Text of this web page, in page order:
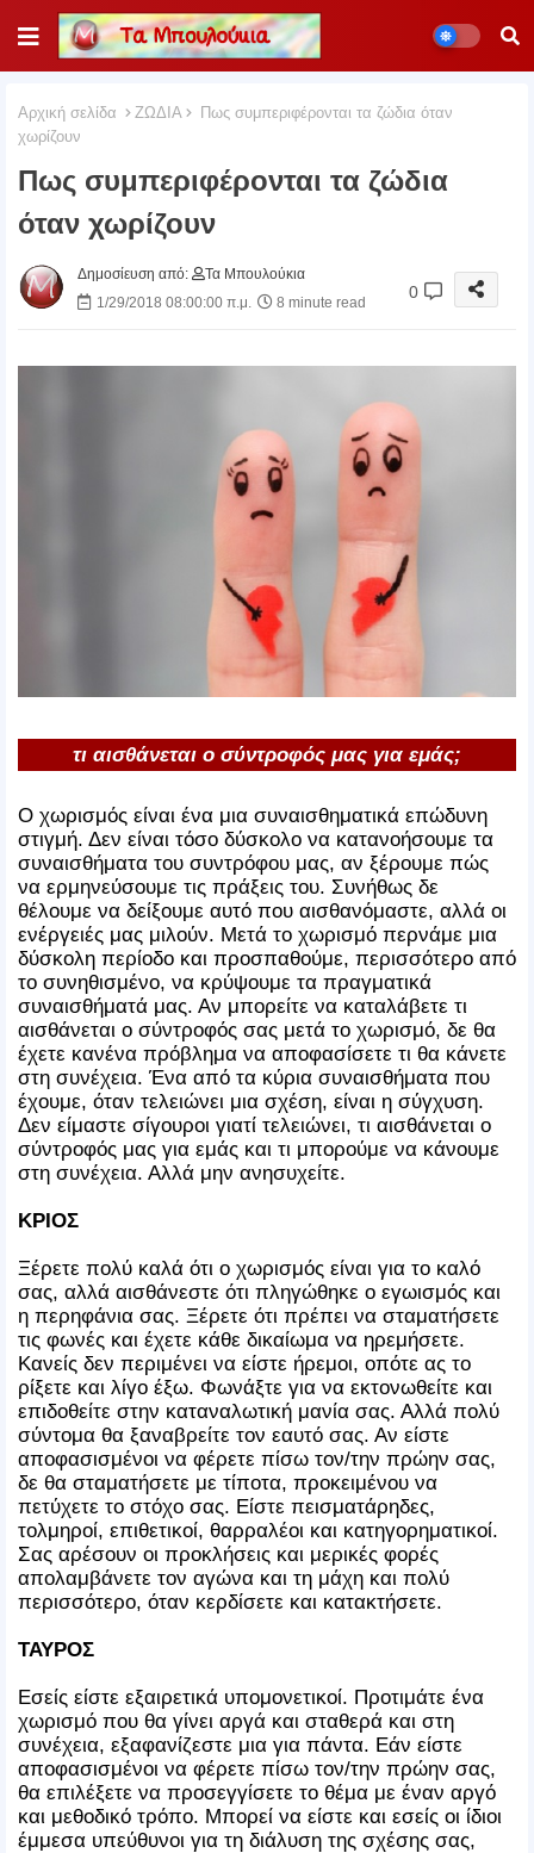
Αρχική σελίδα ΖΩΔΙΑ
Πως συμπεριφέρονται τα ζώδια όταν
χωρίζουν
Πως συμπεριφέρονται τα ζώδια
όταν χωρίζουν
Δημοσίευση από:
Τα Μπουλούκια
1/29/2018 08:00:00 π.μ.
8 minute read
0
τι αισθάνεται ο σύντροφός μας για εμάς;
Ο χωρισμός είναι ένα μια συναισθηματικά επώδυνη
στιγμή. Δεν είναι τόσο δύσκολο να κατανοήσουμε τα
συναισθήματα του συντρόφου μας, αν ξέρουμε πώς
να ερμηνεύσουμε τις πράξεις του. Συνήθως δε
θέλουμε να δείξουμε αυτό που αισθανόμαστε, αλλά οι
ενέργειές μας μιλούν. Μετά το χωρισμό περνάμε μια
δύσκολη περίοδο και προσπαθούμε, περισσότερο από
το συνηθισμένο, να κρύψουμε τα πραγματικά
συναισθήματά μας. Αν μπορείτε να καταλάβετε τι
αισθάνεται ο σύντροφός σας μετά το χωρισμό, δε θα
έχετε κανένα πρόβλημα να αποφασίσετε τι θα κάνετε
στη συνέχεια. Ένα από τα κύρια συναισθήματα που
έχουμε, όταν τελειώνει μια σχέση, είναι η σύγχυση.
Δεν είμαστε σίγουροι γιατί τελειώνει, τι αισθάνεται ο
σύντροφός μας για εμάς και τι μπορούμε να κάνουμε
στη συνέχεια. Αλλά μην ανησυχείτε.
ΚΡΙΟΣ
Ξέρετε πολύ καλά ότι ο χωρισμός είναι για το καλό
σας, αλλά αισθάνεστε ότι πληγώθηκε ο εγωισμός και
η περηφάνια σας. Ξέρετε ότι πρέπει να σταματήσετε
τις φωνές και έχετε κάθε δικαίωμα να ηρεμήσετε.
Κανείς δεν περιμένει να είστε ήρεμοι, οπότε ας το
ρίξετε και λίγο έξω. Φωνάξτε για να εκτονωθείτε και
επιδοθείτε στην καταναλωτική μανία σας. Αλλά πολύ
σύντομα θα ξαναβρείτε τον εαυτό σας. Αν είστε
αποφασισμένοι να φέρετε πίσω τον/την πρώην σας,
δε θα σταματήσετε με τίποτα, προκειμένου να
πετύχετε το στόχο σας. Είστε πεισματάρηδες,
τολμηροί, επιθετικοί, θαρραλέοι και κατηγορηματικοί.
Σας αρέσουν οι προκλήσεις και μερικές φορές
απολαμβάνετε τον αγώνα και τη μάχη και πολύ
περισσότερο, όταν κερδίσετε και κατακτήσετε.
ΤΑΥΡΟΣ
Εσείς είστε εξαιρετικά υπομονετικοί. Προτιμάτε ένα
χωρισμό που θα γίνει αργά και σταθερά και στη
συνέχεια, εξαφανίζεστε μια για πάντα. Εάν είστε
αποφασισμένοι να φέρετε πίσω τον/την πρώην σας,
θα επιλέξετε να προσεγγίσετε το θέμα με έναν αργό
και μεθοδικό τρόπο. Μπορεί να είστε και εσείς οι ίδιοι
έμμεσα υπεύθυνοι για τη διάλυση της σχέσης σας,